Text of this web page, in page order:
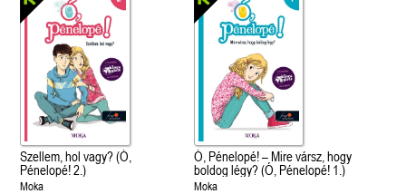
Szellem, hol vagy? (Ó,
Pénelopé! 2.)
Moka
Ó, Pénelopé! – Mire vársz, hogy
boldog légy? (Ó, Pénelopé! 1.)
Moka